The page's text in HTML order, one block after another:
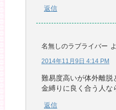
返信
名無しのラブライバー
2014年11月9日 4:14 PM
難易度高いが体外離脱
金縛りに良く合う人な
返信